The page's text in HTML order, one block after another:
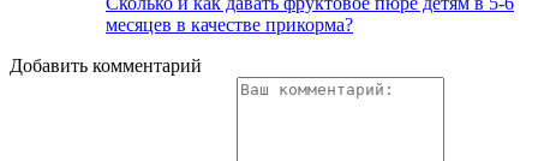
месяцев в качестве прикорма?
Добавить комментарий